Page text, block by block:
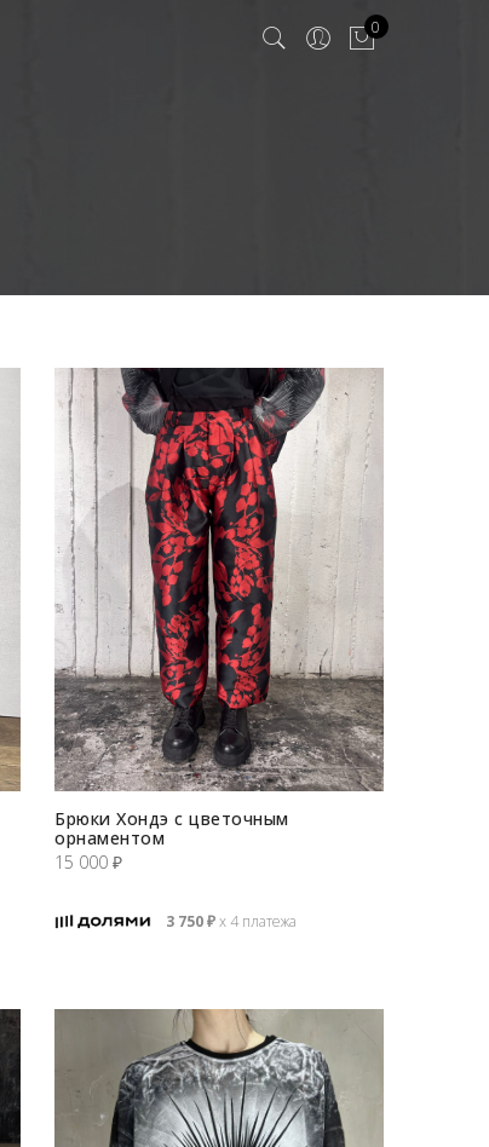
0
Брюки Хондэ с цветочным
орнаментом
15 000₽
3 750₽х 4 платежа